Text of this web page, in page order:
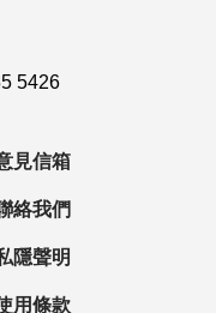
5426
見信箱
絡我們
隱聲明
用條款